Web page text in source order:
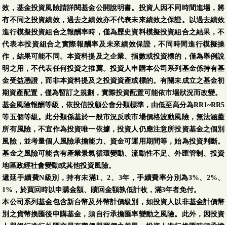
效，基金投資風險請詳閱基金公開說明書。投資人因不同時間進場，將
有不同之投資績效，過去之績效亦不代表未來績效之保證。以過去績效
進行模擬投資組合之報酬率時，僅為歷史資料模擬投資組合之結果，不
代表本投資組合之實際報酬率及未來績效保證，不同時間進行模擬操
作，結果可能不同。本資料提及之企業、指數或投資標的，僅為舉例說
明之用，不代表任何投資之推薦。投資人申購本公司系列基金係持有基
金受益憑證，而非本資料提及之投資資產或標的。有關未成立之基金初
期資產配置，僅為暫訂之規劃，實際投資配置可能依市場狀況而改變。
基金風險報酬等級，依投信投顧公會分類標準，由低至高分為RR1~RR5
等五個等級。此分類係基於一般市況反映市場價格波動風險，無法涵蓋
所有風險，不宜作為投資唯一依據，投資人仍應注意所投資基金之個別
風險，並考量個人風險承擔能力、資金可運用期間等，始為投資判斷。
基金之風險可能含有產業景氣循環變動、流動性不足、外匯管制、投資
地區政經社會變動或其他投資風險。
遞延手續費N級別，持有未滿1、2、3年，手續費率分別為3%、2%、
1%，於買回時以申購金額、贖回金額孰低計收，滿3年者免付。
本公司系列基金包含新台幣及外幣計價級別，如投資人以非基金計價幣
別之貨幣換匯後申購基金，須自行承擔匯率變動之風險。此外，因投資